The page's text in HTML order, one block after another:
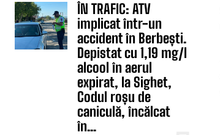
ÎN TRAFIC: ATV
implicat într-un
accident în Berbești.
Depistat cu 1,19 mg/l
alcool în aerul
expirat, la Sighet,
Codul roșu de
caniculă, încălcat
în...